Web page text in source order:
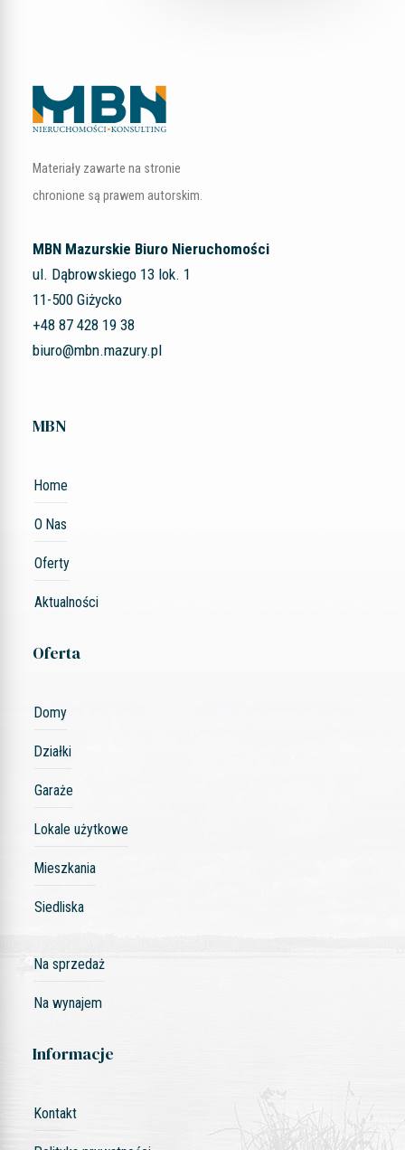
Materiały zawarte na stronie
chronione są prawem autorskim.
MBN Mazurskie Biuro Nieruchomości
ul. Dąbrowskiego 13 lok. 1
11-500 Giżycko
+48 87 428 19 38
biuro@mbn.mazury.pl
MBN
Home
O Nas
Oferty
Aktualności
Oferta
Domy
Działki
Garaże
Lokale użytkowe
Mieszkania
Siedliska
Na sprzedaż
Na wynajem
Informacje
Kontakt